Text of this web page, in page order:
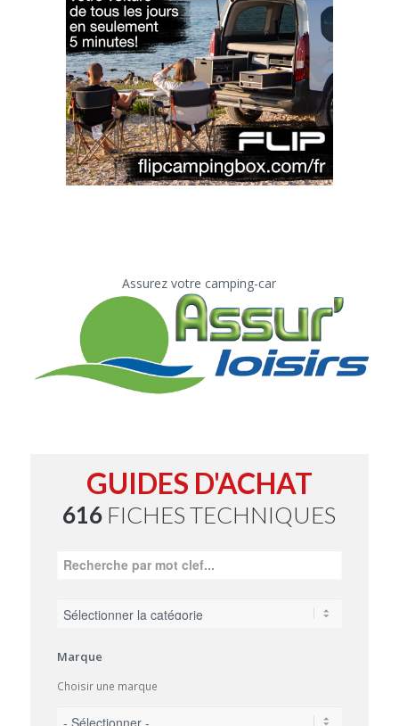
Assurez votre camping-car
GUIDES D'ACHAT
616 FICHES TECHNIQUES
Marque
Choisir une marque